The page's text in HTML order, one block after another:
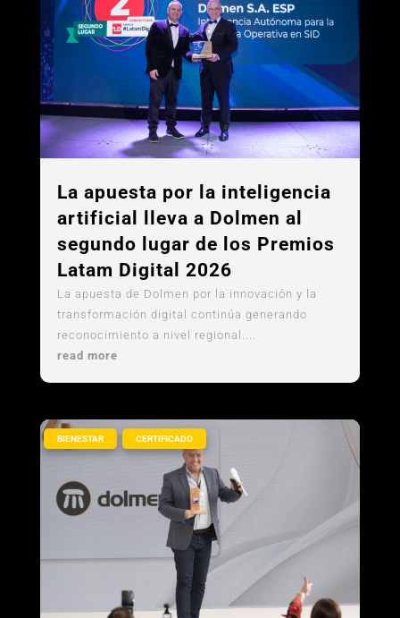
La apuesta por la inteligencia
artificial lleva a Dolmen al
segundo lugar de los Premios
Latam Digital 2026
La apuesta de Dolmen por la innovación y la
transformación digital continúa generando
reconocimiento a nivel regional....
read more
BIENESTAR CERTIFICADO